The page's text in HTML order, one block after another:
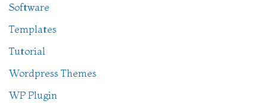
Software
Templates
Tutorial
Wordpress Themes
WP Plugin